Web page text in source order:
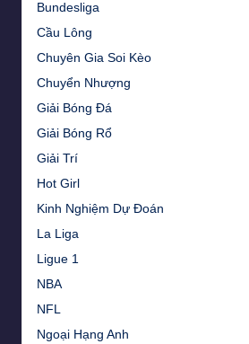
Bundesliga
Cầu Lông
Chuyên Gia Soi Kèo
Chuyển Nhượng
Giải Bóng Đá
Giải Bóng Rổ
Giải Trí
Hot Girl
Kinh Nghiệm Dự Đoán
La Liga
Ligue 1
NBA
NFL
Ngoại Hạng Anh